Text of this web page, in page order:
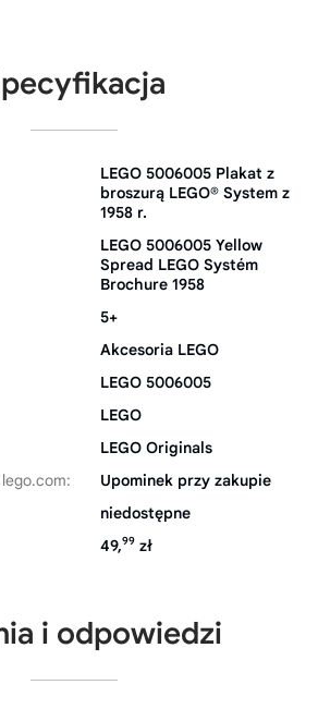
LEGO 5006005 Plakat z
broszurą LEGO® System z
1958 r.
LEGO 5006005 Yellow
Spread LEGO Systém
Brochure 1958
5+
Akcesoria LEGO
LEGO 5006005
LEGO
LEGO Originals
Upominek przy zakupie
niedostępne
49,99 zł
i odpowiedzi